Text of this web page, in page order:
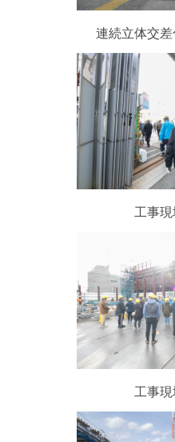
連続立体交
工事
工事